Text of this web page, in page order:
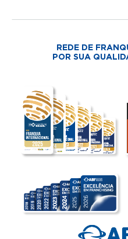
REDE DE
POR SUA